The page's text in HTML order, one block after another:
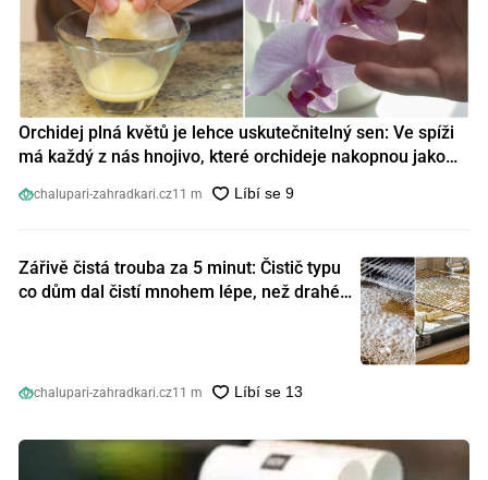
Orchidej plná květů je lehce uskutečnitelný sen: Ve spíži
má každý z nás hnojivo, které orchideje nakopnou jako
chalupari-zahradkari.cz11 m
Zářivě čistá trouba za 5 minut: Čistič typu
co dům dal čistí mnohem lépe, než drahé
chalupari-zahradkari.cz11 m